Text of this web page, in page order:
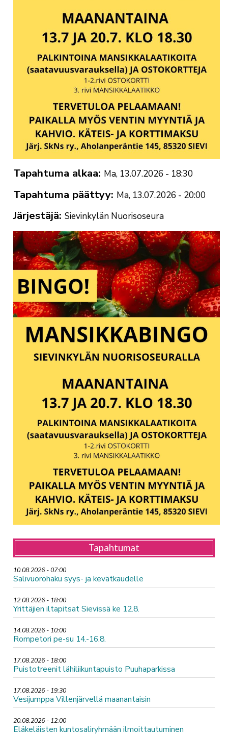
Tapahtuma alkaa Ma, 13.07.2026 - 18:30
Tapahtuma päättyy Ma, 13.07.2026 - 20:00
Järjestäjä Sievinkylän Nuorisoseura
Tapahtumat
10.08.2026 - 07:00
Salivuorohaku syys- ja kevätkaudelle
12.08.2026 - 18:00
Yrittäjien iltapitsat Sievissä ke 12.8.
14.08.2026 - 10:00
Rompetori pe-su 14.-16.8.
17.08.2026 - 18:00
Puistotreenit lähiliikuntapuisto Puuhaparkissa
17.08.2026 - 19:30
Vesijumppa Villenjärvellä maanantaisin
20.08.2026 - 12:00
Eläkeläisten kuntosaliryhmään ilmoittautuminen